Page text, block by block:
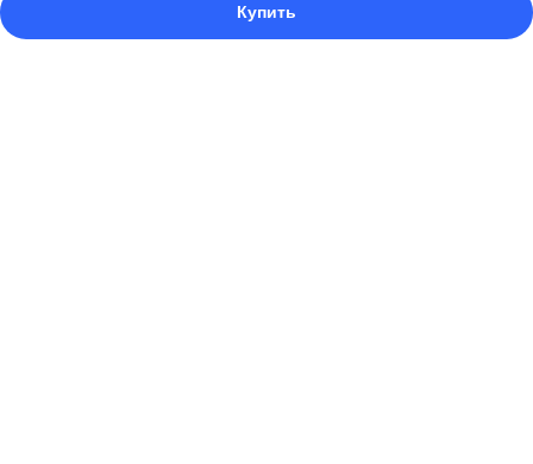
Купить